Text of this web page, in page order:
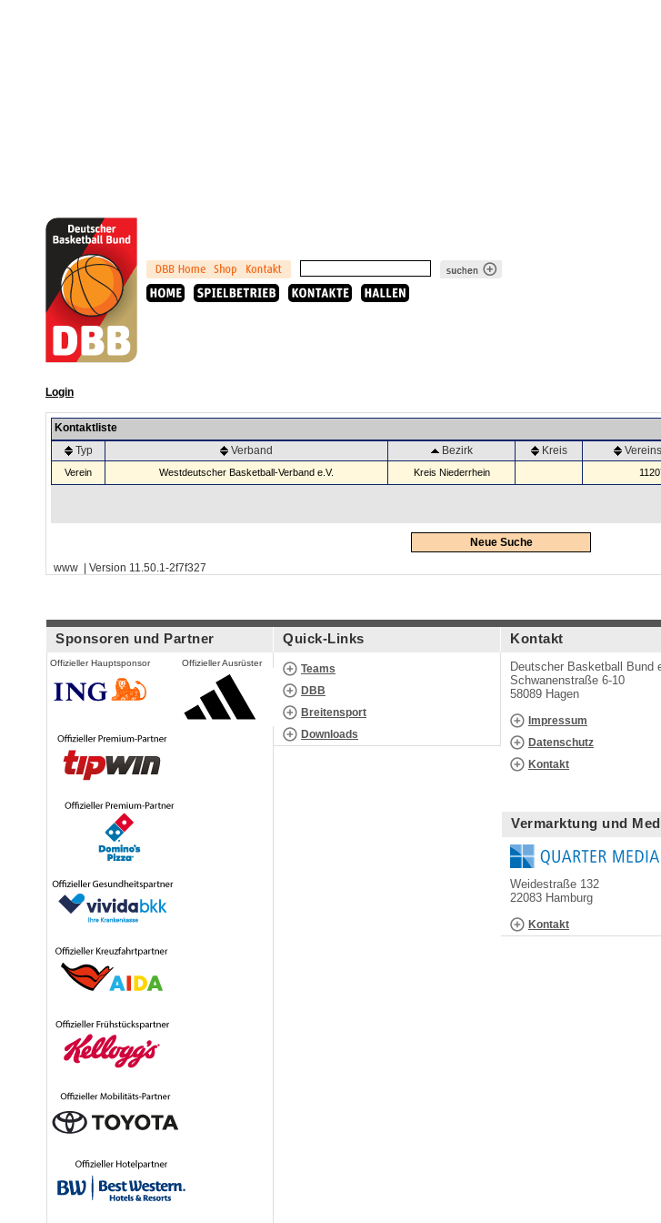
Login
Kontaktliste
Typ
Verband Bezirk Kreis
Verein Westdeutscher Basketball-Verband e.V. Kreis Niederrhein
Neue Suche
www | Version 11.50.1-2f7f327
Sponsoren und Partner
Offizieller Hauptsponsor Offizieller Ausrüster
Quick-Links
Teams
DBB
Breitensport
Downloads
Kontakt
Deutscher Basketball Bund
Schwanenstraße 6-10
58089 Hagen
Impressum
Datenschutz
Kontakt
Vermarktung und
Weidestraße 132
22083 Hamburg
Kontakt